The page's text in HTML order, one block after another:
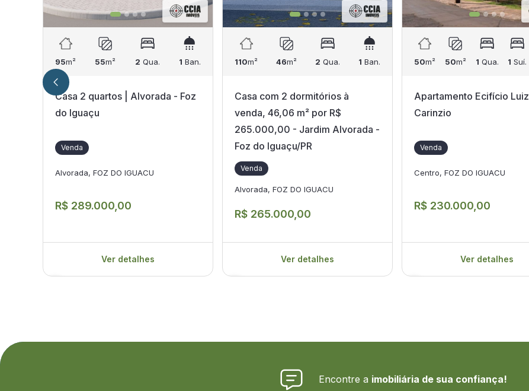
95m² 55m² 2 Qua. 1 Ban.
Casa 2 quartos | Alvorada - Foz
do Iguaçu
Venda
Alvorada, FOZ DO IGUACU
R$ 289.000,00
Ver detalhes
110m² 46m² 2 Qua. 1 Ban.
Casa com 2 dormitórios à
venda, 46,06 m² por R$
265.000,00 - Jardim Alvorada -
Foz do Iguaçu/PR
Venda
Alvorada, FOZ DO IGUACU
R$ 265.000,00
Ver detalhes
50m² 50m² 1 Qua. 1 Suí.
Apartamento Ecifício Luiz
Carinzio
Venda
Centro, FOZ DO IGUACU
R$ 230.000,00
Ver detalhes
Encontre a imobiliária de sua confiança!